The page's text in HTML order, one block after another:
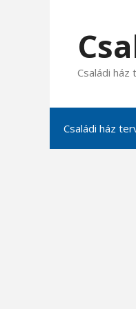
Családi
Családi ház